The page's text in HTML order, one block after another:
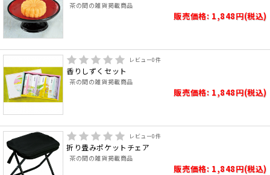
茶の間の雑貨掲載商品
販売価格: 1,848円(税込)
レビュー0件
香りしずくセット
茶の間の雑貨掲載商品
販売価格: 1,848円(税込)
レビュー0件
折り畳みポケットチェア
茶の間の雑貨掲載商品
販売価格: 1,848円(税込)